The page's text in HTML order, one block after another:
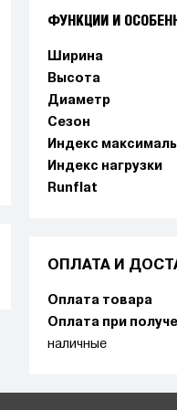
ФУНКЦИИ И
Ширина
Высота
Диаметр
Сезон
Индекс
Индекс нагрузки
Runflat
ОПЛАТА И
Оплата товара
Оплата при
наличные